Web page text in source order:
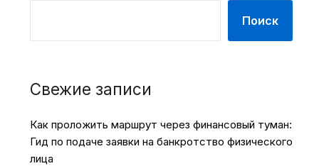
Поиск
Свежие записи
Как проложить маршрут через финансовый туман:
Гид по подаче заявки на банкротство физического
лица